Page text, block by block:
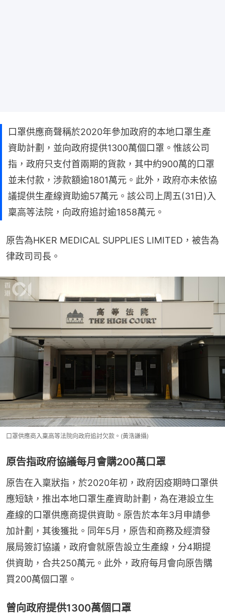
口罩供應商聲稱於2020年參加政府的本地口罩生產
資助計劃，並向政府提供1300萬個口罩。惟該公司
指，政府只支付首兩期的貨款，其中約900萬的口罩
並未付款，涉款額逾1801萬元。此外，政府亦未依協
議提供生產線資助逾57萬元。該公司上周五(31日)入
稟高等法院，向政府追討逾1858萬元。
原告為HKER MEDICAL SUPPLIES LIMITED，被告為
律政司司長。
口罩供應商入稟高等法院向政府追討欠款。(黃浩謙攝)
原告指政府協議每月會購200萬口罩
原告在入稟狀指，於2020年初，政府因疫期時口罩供
應短缺，推出本地口罩生產資助計劃，為在港設立生
產線的口罩供應商提供資助。原告於本年3月申請參
加計劃，其後獲批。同年5月，原告和商務及經濟發
展局簽訂協議，政府會就原告設立生產線，分4期提
供資助，合共250萬元。此外，政府每月會向原告購
買200萬個口罩。
曾向政府提供1300萬個口罩